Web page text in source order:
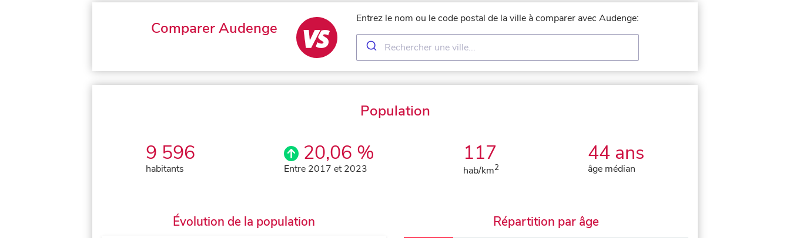
Comparer Audenge
Entrez le nom ou le code postal de la ville à comparer avec Audenge:
Population
9 596
habitants
20,06 %
Entre 2017 et 2023
117
hab/km2
44 ans
âge médian
Évolution de la population Répartition par âge